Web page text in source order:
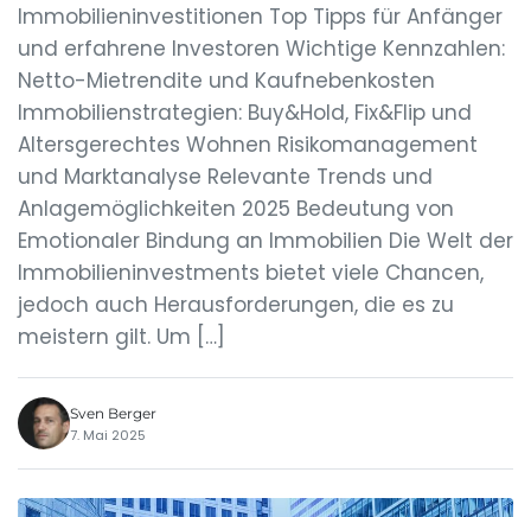
Immobilieninvestitionen Top Tipps für Anfänger
und erfahrene Investoren Wichtige Kennzahlen:
Netto-Mietrendite und Kaufnebenkosten
Immobilienstrategien: Buy&Hold, Fix&Flip und
Altersgerechtes Wohnen Risikomanagement
und Marktanalyse Relevante Trends und
Anlagemöglichkeiten 2025 Bedeutung von
Emotionaler Bindung an Immobilien Die Welt der
Immobilieninvestments bietet viele Chancen,
jedoch auch Herausforderungen, die es zu
meistern gilt. Um […]
Sven Berger
7. Mai 2025